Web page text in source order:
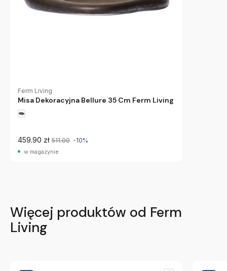
Ferm Living
Misa Dekoracyjna Bellure 35 Cm Ferm Living
459.90 zł 511.00 -10%
w magazynie
Więcej produktów od Ferm
Living